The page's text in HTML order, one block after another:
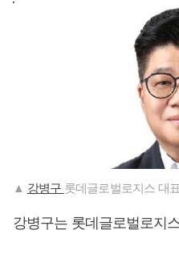
▲ 강병구 롯데글로벌로지스 대
강병구는 롯데글로벌로지